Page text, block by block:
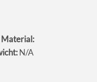
Material:
N/A